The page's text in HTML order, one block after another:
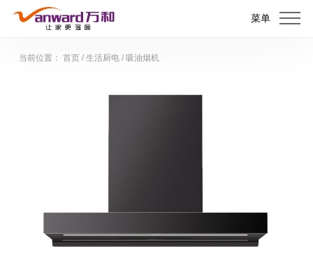
菜单
当前位置： 首页/ 生活厨电/ 吸油烟机